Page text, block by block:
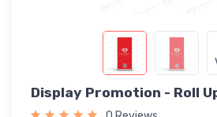
Display Promotion - Roll